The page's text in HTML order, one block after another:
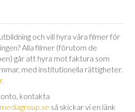
och vill hyra våra filmer för
Alla filmer (förutom de
går att hyra mot faktura som
med institutionella rättigheter.
kontakta
så skickar vi en länk